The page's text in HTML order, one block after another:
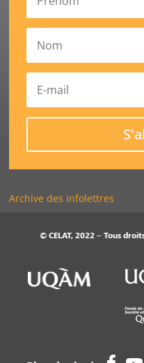
Archive des infolettres
© CELAT, 2022 – Tous